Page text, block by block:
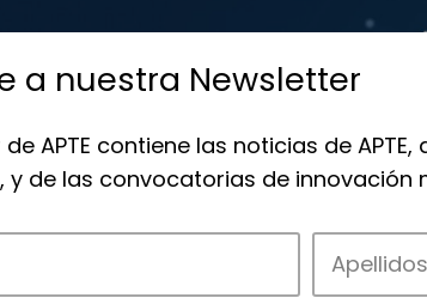
a nuestra Newsletter
APTE contiene las noticias de
y de las convocatorias de innovación